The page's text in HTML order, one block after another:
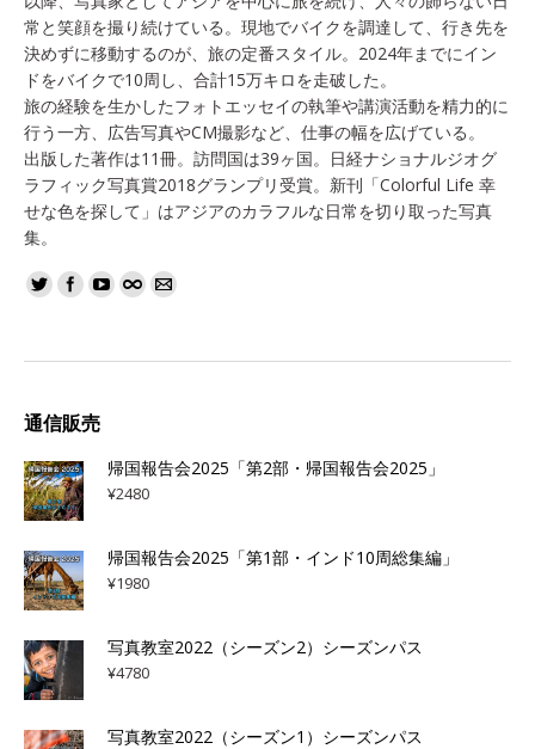
常と笑顔を撮り続けている。現地でバイクを調達して、行き先を
決めずに移動するのが、旅の定番スタイル。2024年までにイン
ドをバイクで10周し、合計15万キロを走破した。
旅の経験を生かしたフォトエッセイの執筆や講演活動を精力的に
行う一方、広告写真やCM撮影など、仕事の幅を広げている。
出版した著作は11冊。訪問国は39ヶ国。日経ナショナルジオグ
ラフィック写真賞2018グランプリ受賞。新刊「Colorful Life 幸
せな色を探して」はアジアのカラフルな日常を切り取った写真
集。
通信販売
帰国報告会2025「第2部・帰国報告会2025」
¥2480
帰国報告会2025「第1部・インド10周総集編」
¥1980
写真教室2022（シーズン2）シーズンパス
¥4780
写真教室2022（シーズン1）シーズンパス